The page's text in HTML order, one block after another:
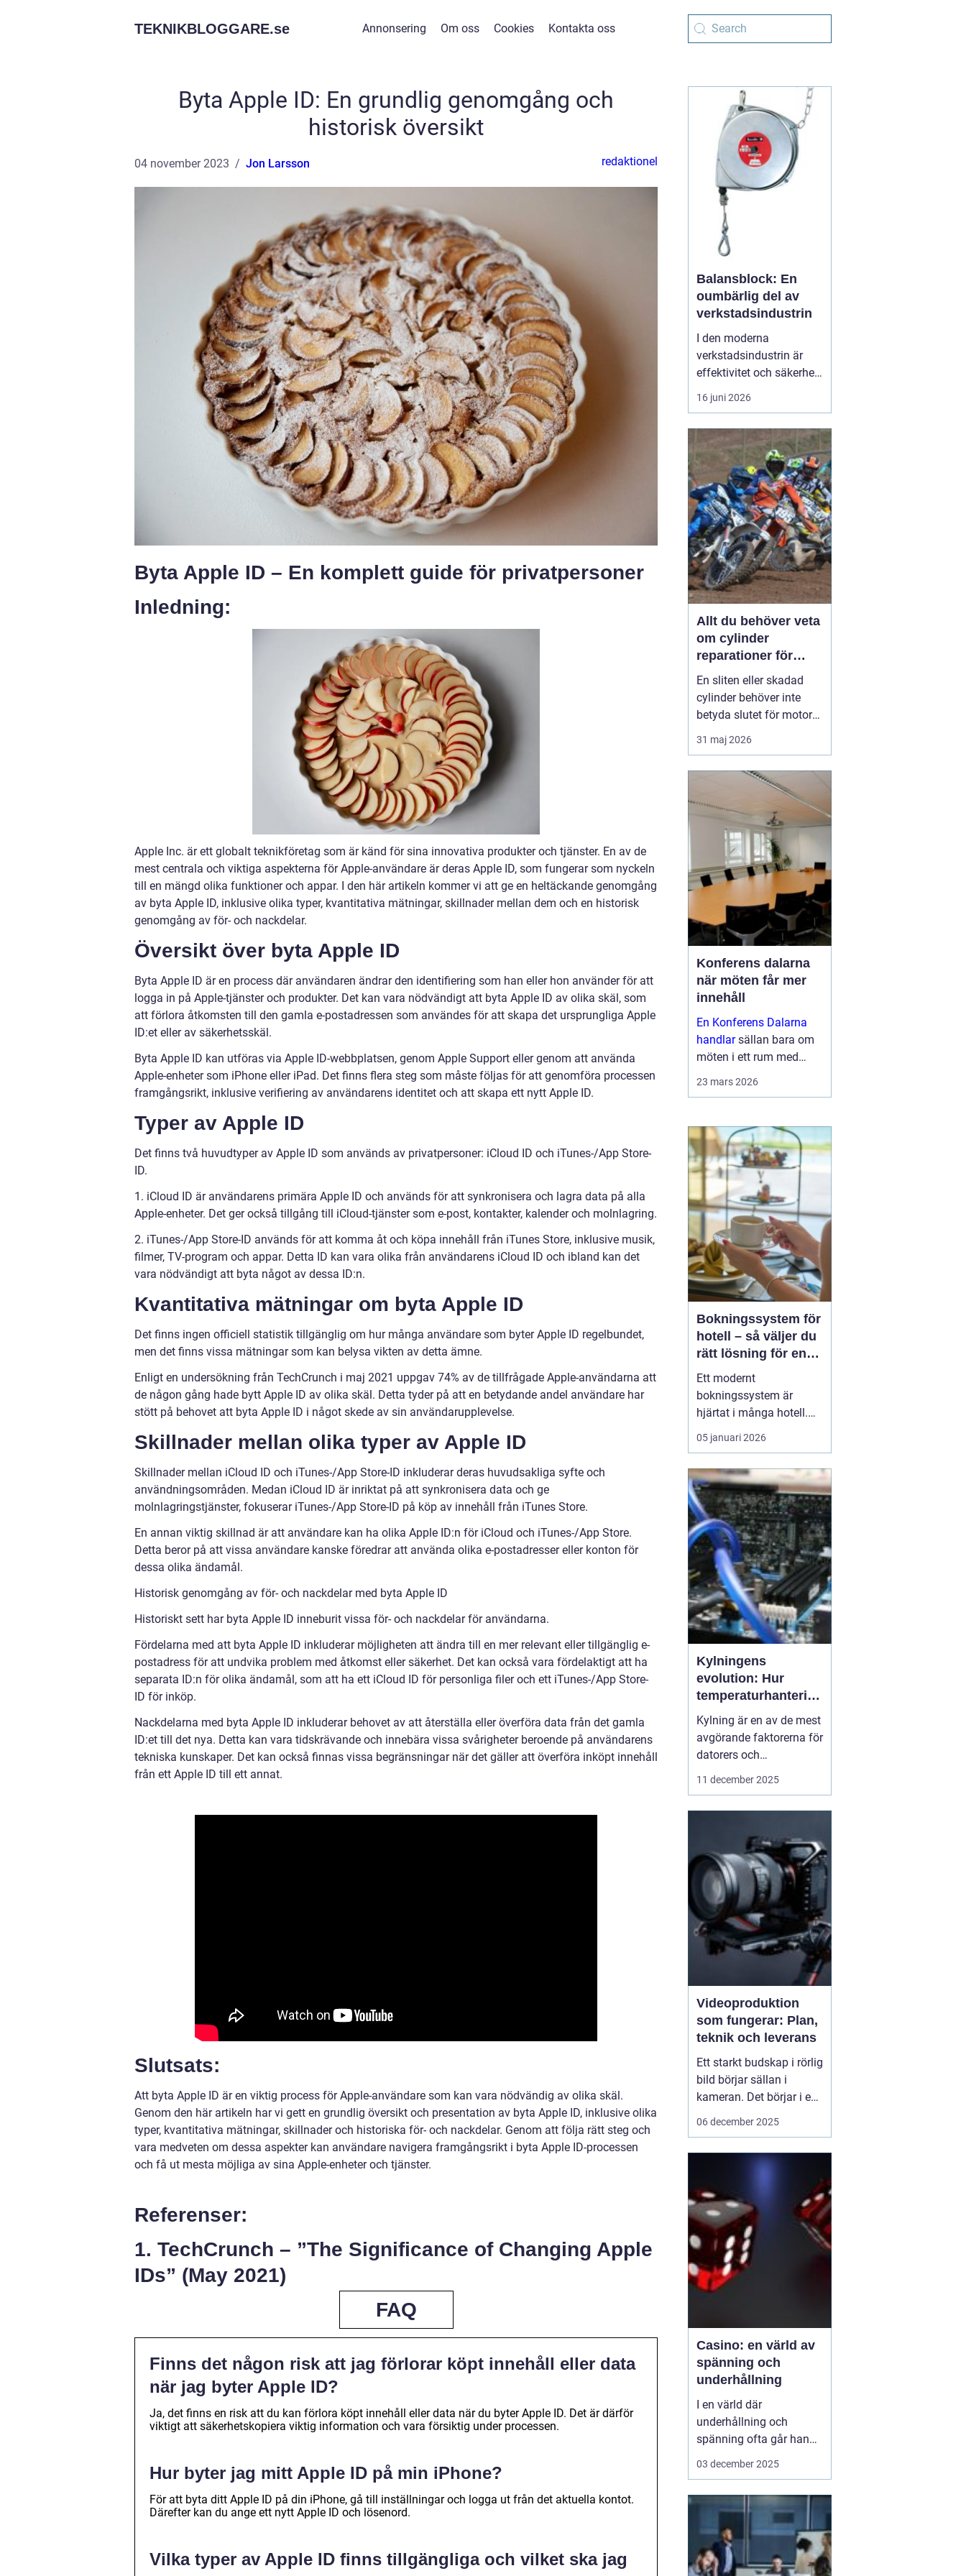
TEKNIKBLOGGARE.se Annonsering Om oss Cookies Kontakta oss
Byta Apple ID: En grundlig genomgång och
historisk översikt
04 november 2023 Jon Larsson redaktionel
Byta Apple ID – En komplett guide för privatpersoner
Inledning:
Apple Inc. är ett globalt teknikföretag som är känd för sina innovativa produkter och tjänster. En av de
mest centrala och viktiga aspekterna för Apple-användare är deras Apple ID, som fungerar som nyckeln
till en mängd olika funktioner och appar. I den här artikeln kommer vi att ge en heltäckande genomgång
av byta Apple ID, inklusive olika typer, kvantitativa mätningar, skillnader mellan dem och en historisk
genomgång av för- och nackdelar.
Översikt över byta Apple ID
Byta Apple ID är en process där användaren ändrar den identifiering som han eller hon använder för att
logga in på Apple-tjänster och produkter. Det kan vara nödvändigt att byta Apple ID av olika skäl, som
att förlora åtkomsten till den gamla e-postadressen som användes för att skapa det ursprungliga Apple
ID:et eller av säkerhetsskäl.
Byta Apple ID kan utföras via Apple ID-webbplatsen, genom Apple Support eller genom att använda
Apple-enheter som iPhone eller iPad. Det finns flera steg som måste följas för att genomföra processen
framgångsrikt, inklusive verifiering av användarens identitet och att skapa ett nytt Apple ID.
Typer av Apple ID
Det finns två huvudtyper av Apple ID som används av privatpersoner: iCloud ID och iTunes-/App Store-
ID.
1. iCloud ID är användarens primära Apple ID och används för att synkronisera och lagra data på alla
Apple-enheter. Det ger också tillgång till iCloud-tjänster som e-post, kontakter, kalender och molnlagring.
2. iTunes-/App Store-ID används för att komma åt och köpa innehåll från iTunes Store, inklusive musik,
filmer, TV-program och appar. Detta ID kan vara olika från användarens iCloud ID och ibland kan det
vara nödvändigt att byta något av dessa ID:n.
Kvantitativa mätningar om byta Apple ID
Det finns ingen officiell statistik tillgänglig om hur många användare som byter Apple ID regelbundet,
men det finns vissa mätningar som kan belysa vikten av detta ämne.
Enligt en undersökning från TechCrunch i maj 2021 uppgav 74% av de tillfrågade Apple-användarna att
de någon gång hade bytt Apple ID av olika skäl. Detta tyder på att en betydande andel användare har
stött på behovet att byta Apple ID i något skede av sin användarupplevelse.
Skillnader mellan olika typer av Apple ID
Skillnader mellan iCloud ID och iTunes-/App Store-ID inkluderar deras huvudsakliga syfte och
användningsområden. Medan iCloud ID är inriktat på att synkronisera data och ge
molnlagringstjänster, fokuserar iTunes-/App Store-ID på köp av innehåll från iTunes Store.
En annan viktig skillnad är att användare kan ha olika Apple ID:n för iCloud och iTunes-/App Store.
Detta beror på att vissa användare kanske föredrar att använda olika e-postadresser eller konton för
dessa olika ändamål.
Historisk genomgång av för- och nackdelar med byta Apple ID
Historiskt sett har byta Apple ID inneburit vissa för- och nackdelar för användarna.
Fördelarna med att byta Apple ID inkluderar möjligheten att ändra till en mer relevant eller tillgänglig e-
postadress för att undvika problem med åtkomst eller säkerhet. Det kan också vara fördelaktigt att ha
separata ID:n för olika ändamål, som att ha ett iCloud ID för personliga filer och ett iTunes-/App Store-
ID för inköp.
Nackdelarna med byta Apple ID inkluderar behovet av att återställa eller överföra data från det gamla
ID:et till det nya. Detta kan vara tidskrävande och innebära vissa svårigheter beroende på användarens
tekniska kunskaper. Det kan också finnas vissa begränsningar när det gäller att överföra inköpt innehåll
från ett Apple ID till ett annat.
Slutsats:
Att byta Apple ID är en viktig process för Apple-användare som kan vara nödvändig av olika skäl.
Genom den här artikeln har vi gett en grundlig översikt och presentation av byta Apple ID, inklusive olika
typer, kvantitativa mätningar, skillnader och historiska för- och nackdelar. Genom att följa rätt steg och
vara medveten om dessa aspekter kan användare navigera framgångsrikt i byta Apple ID-processen
och få ut mesta möjliga av sina Apple-enheter och tjänster.
Referenser:
1. TechCrunch – ”The Significance of Changing Apple
IDs” (May 2021)
FAQ
Finns det någon risk att jag förlorar köpt innehåll eller data
när jag byter Apple ID?
Ja, det finns en risk att du kan förlora köpt innehåll eller data när du byter Apple ID. Det är därför
viktigt att säkerhetskopiera viktig information och vara försiktig under processen.
Hur byter jag mitt Apple ID på min iPhone?
För att byta ditt Apple ID på din iPhone, gå till inställningar och logga ut från det aktuella kontot.
Därefter kan du ange ett nytt Apple ID och lösenord.
Vilka typer av Apple ID finns tillgängliga och vilket ska jag
Balansblock: En
oumbärlig del av
verkstadsindustrin
I den moderna
verkstadsindustrin är
effektivitet och säkerhet
grundpelare som inte får
komprometteras. För
tunga verktyg och
maskiner är det
avgörande att ha rätt
hjälpmedel fö...
16 juni 2026
Allt du behöver veta
om cylinder
reparationer för
motorcyklar och
snöskotrar
En sliten eller skadad
cylinder behöver inte
betyda slutet för motorn.
Med rätt kunskap,
noggrann felsökning och
det ofta att rädda även
hårt drabbade motorer.
För den som kör
motocross, enduro eller
snöskoter kan en väl
utför...
31 maj 2026
Konferens dalarna
när möten får mer
innehåll
En Konferens Dalarna
handlarsällan bara om
möten i ett rum med
människor faktiskt
hinner mötas, tänka klart
och bygga relatio...
23 mars 2026
Bokningssystem för
hotell – så väljer du
rätt lösning för en
modern
hotellvardag
Ett modernt
bokningssystem är
hjärtat i många hotell.
När gäster förväntar sig
snabba svar, enkla
in- och utcheckningar
behöver hotellen ett
digitalt stöd som håller
samma te...
05 januari 2026
Kylningens
evolution: Hur
temperaturhantering
formar prestanda
och design
Kylning är en av de mest
avgörande faktorerna för
datorers och
elektronikkomponenters
bara livslängden på
processorer och
grafikkort...
11 december 2025
Videoproduktion
som fungerar: Plan,
teknik och leverans
Ett starkt budskap i rörlig
bild börjar sällan i
kameran. Det börjar i en
tydlig plan. När företag
handlar det om att knyta
teknik och distribution.
D&ari...
06 december 2025
Casino: en värld av
spänning och
underhållning
I en värld där
underhållning och
spänning ofta går hand i
hand, framstår casinon
kombineras för att
skapa oförglömliga
upplevelser. Från de
glitt...
03 december 2025